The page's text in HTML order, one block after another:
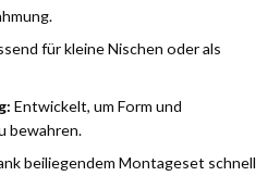
für kleine Nischen oder als
Entwickelt, um Form und
bewahren.
beiliegendem Montageset schnell